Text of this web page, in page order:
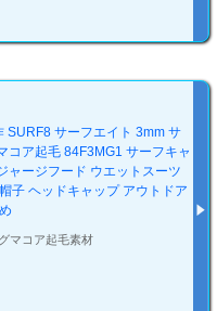
SURF8 サーフエイト 3mm サ
コア起毛 84F3MG1 サーフキャ
ャージフード ウエットスーツ
子 ヘッドキャップ アウトドア
マコア起毛素材